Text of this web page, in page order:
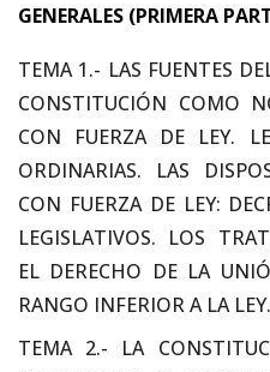
GENERALES (PRIMERA
TEMA 1.- LAS FUENTES
CONSTITUCIÓN COMO
CON FUERZA DE LEY.
ORDINARIAS. LAS
CON FUERZA DE LEY:
LEGISLATIVOS. LOS
EL DERECHO DE LA
RANGO INFERIOR A LA LEY.
TEMA 2.- LA